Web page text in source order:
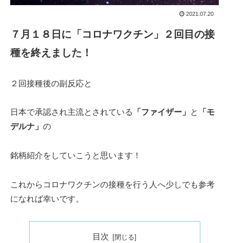
2021.07.20
７月１８日に「コロナワクチン」２回目の接
種を終えました！
２回接種後の副反応と
日本で承認され主流とされている 「ファイザー」 と
「モ
デルナ」 の
銘柄紹介をしていこうと思います！
これからコロナワクチンの接種を行う人へ少しでも参考
になれば幸いです。
目次